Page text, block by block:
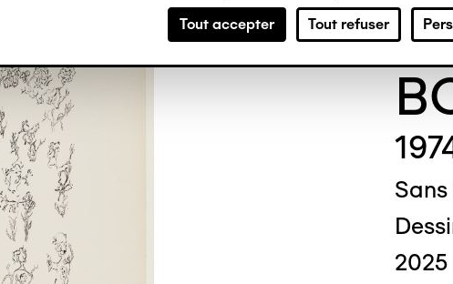
Tout accepter Tout refuser
2025